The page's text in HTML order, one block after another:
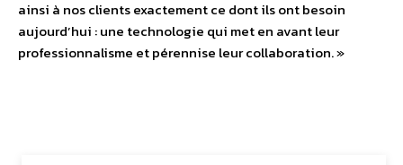
ainsi à nos clients exactement ce dont ils ont besoin
aujourd’hui : une technologie qui met en avant leur
professionnalisme et pérennise leur collaboration. »